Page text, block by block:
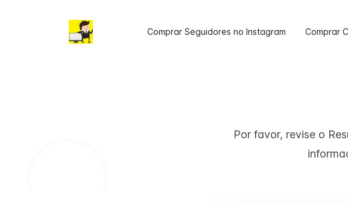
Comprar Seguidores no Instagram Comprar
Por favor, revise o